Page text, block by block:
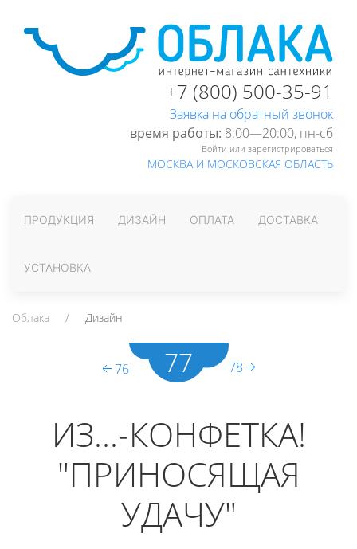
+7 (800) 500-35-91
Заявка на обратный звонок
время работы: 8:00—20:00, пн-cб
Войти или зарегистрироваться
МОСКВА И МОСКОВСКАЯ ОБЛАСТЬ
ПРОДУКЦИЯ ДИЗАЙН ОПЛАТА ДОСТАВКА
УСТАНОВКА
Облака Дизайн
76 77 78
ИЗ...-КОНФЕТКА!
"ПРИНОСЯЩАЯ
УДАЧУ"